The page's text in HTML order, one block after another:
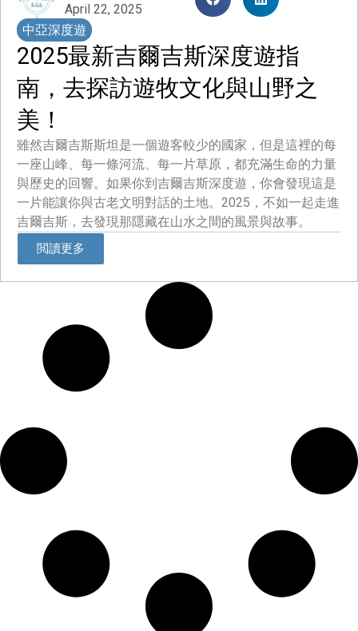
April 22, 2025
中亞深度遊
2025最新吉爾吉斯深度遊指
南，去探訪遊牧文化與山野之
美！
雖然吉爾吉斯斯坦是一個遊客較少的國家，但是這裡的每
一座山峰、每一條河流、每一片草原，都充滿生命的力量
與歷史的回響。如果你到吉爾吉斯深度遊，你會發現這是
一片能讓你與古老文明對話的土地。2025，不如一起走進
吉爾吉斯，去發現那隱藏在山水之間的風景與故事。
閲讀更多